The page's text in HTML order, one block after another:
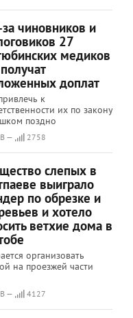
чиновников и
27
медиков
доплат
к
их по закону
поздно
— 2758
слепых в
выиграло
по обрезке и
и хотело
ветхие дома в
организовать
на проезжей части
— 4127